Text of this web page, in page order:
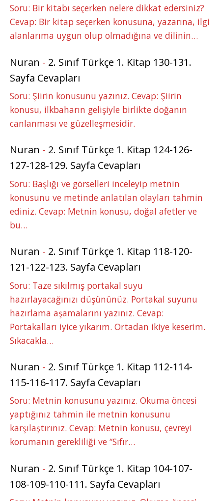
Soru: Bir kitabı seçerken nelere dikkat edersiniz?
Cevap: Bir kitap seçerken konusuna, yazarına, ilgi
alanlarıma uygun olup olmadığına ve dilinin…
Nuran - 2. Sınıf Türkçe 1. Kitap 130-131.
Sayfa Cevapları
Soru: Şiirin konusunu yazınız. Cevap: Şiirin
konusu, ilkbaharın gelişiyle birlikte doğanın
canlanması ve güzelleşmesidir.
Nuran - 2. Sınıf Türkçe 1. Kitap 124-126-
127-128-129. Sayfa Cevapları
Soru: Başlığı ve görselleri inceleyip metnin
konusunu ve metinde anlatılan olayları tahmin
ediniz. Cevap: Metnin konusu, doğal afetler ve
bu…
Nuran - 2. Sınıf Türkçe 1. Kitap 118-120-
121-122-123. Sayfa Cevapları
Soru: Taze sıkılmış portakal suyu
hazırlayacağınızı düşününüz. Portakal suyunu
hazırlama aşamalarını yazınız. Cevap:
Portakalları iyice yıkarım. Ortadan ikiye keserim.
Sıkacakla…
Nuran - 2. Sınıf Türkçe 1. Kitap 112-114-
115-116-117. Sayfa Cevapları
Soru: Metnin konusunu yazınız. Okuma öncesi
yaptığınız tahmin ile metnin konusunu
karşılaştırınız. Cevap: Metnin konusu, çevreyi
korumanın gerekliliği ve “Sıfır…
Nuran - 2. Sınıf Türkçe 1. Kitap 104-107-
108-109-110-111. Sayfa Cevapları